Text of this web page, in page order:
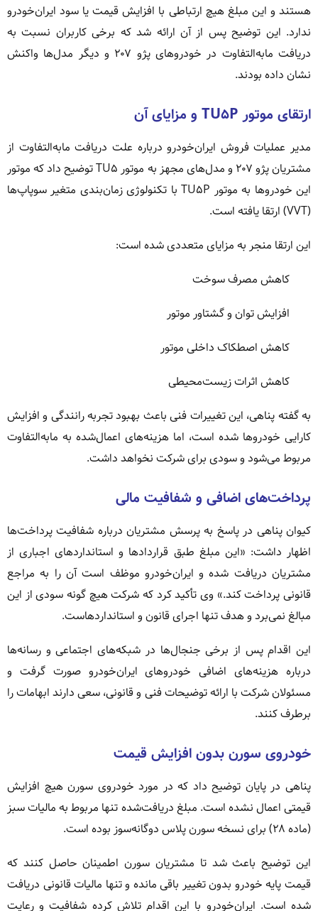
هستند و این مبلغ هیچ ارتباطی با افزایش قیمت یا سود ایران‌خودرو
ندارد. این توضیح پس از آن ارائه شد که برخی کاربران نسبت به
دریافت مابه‌التفاوت در خودروهای پژو ۲۰۷ و دیگر مدل‌ها واکنش
نشان داده بودند.
ارتقای موتور TU۵P و مزایای آن
مدیر عملیات فروش ایران‌خودرو درباره علت دریافت مابه‌التفاوت از
مشتریان پژو ۲۰۷ و مدل‌های مجهز به موتور TU۵ توضیح داد که موتور
این خودروها به موتور TU۵P با تکنولوژی زمان‌بندی متغیر سوپاپ‌ها
(VVT) ارتقا یافته است.
این ارتقا منجر به مزایای متعددی شده است:
کاهش مصرف سوخت
افزایش توان و گشتاور موتور
کاهش اصطکاک داخلی موتور
کاهش اثرات زیست‌محیطی
به گفته پناهی، این تغییرات فنی باعث بهبود تجربه رانندگی و افزایش
کارایی خودروها شده است، اما هزینه‌های اعمال‌شده به مابه‌التفاوت
مربوط می‌شود و سودی برای شرکت نخواهد داشت.
پرداخت‌های اضافی و شفافیت مالی
کیوان پناهی در پاسخ به پرسش مشتریان درباره شفافیت پرداخت‌ها
اظهار داشت: «این مبلغ طبق قراردادها و استانداردهای اجباری از
مشتریان دریافت شده و ایران‌خودرو موظف است آن را به مراجع
قانونی پرداخت کند.» وی تأکید کرد که شرکت هیچ گونه سودی از این
مبالغ نمی‌برد و هدف تنها اجرای قانون و استانداردهاست.
این اقدام پس از برخی جنجال‌ها در شبکه‌های اجتماعی و رسانه‌ها
درباره هزینه‌های اضافی خودروهای ایران‌خودرو صورت گرفت و
مسئولان شرکت با ارائه توضیحات فنی و قانونی، سعی دارند ابهامات را
برطرف کنند.
خودروی سورن بدون افزایش قیمت
پناهی در پایان توضیح داد که در مورد خودروی سورن هیچ افزایش
قیمتی اعمال نشده است. مبلغ دریافت‌شده تنها مربوط به مالیات سبز
(ماده ۲۸) برای نسخه سورن پلاس دوگانه‌سوز بوده است.
این توضیح باعث شد تا مشتریان سورن اطمینان حاصل کنند که
قیمت پایه خودرو بدون تغییر باقی مانده و تنها مالیات قانونی دریافت
شده است. ایران‌خودرو با این اقدام تلاش کرده شفافیت و رعایت